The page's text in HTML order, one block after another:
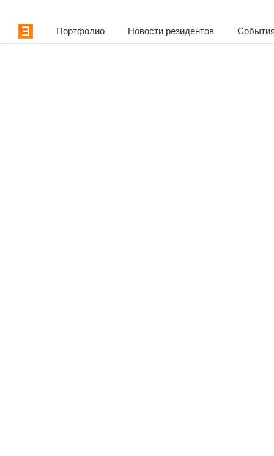
Портфолио Новости резидентов